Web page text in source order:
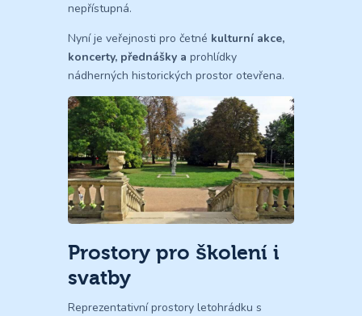
nepřístupná.
Nyní je veřejnosti pro četné kulturní akce,
koncerty, přednášky a prohlídky
nádherných historických prostor otevřena.
Prostory pro školení i
svatby
Reprezentativní prostory letohrádku s